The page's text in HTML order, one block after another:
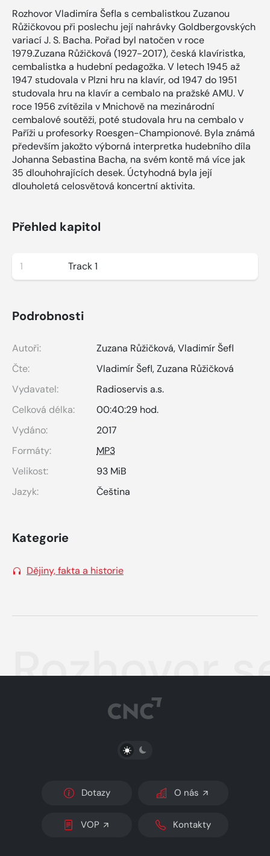
Rozhovor Vladimíra Šefla s cembalistkou Zuzanou
Růžičkovou při poslechu její nahrávky Goldbergovských
variací J. S. Bacha. Pořad byl natočen v roce
1979.Zuzana Růžičková (1927-2017), česká klavíristka,
cembalistka a hudební pedagožka. V letech 1945 až
1947 studovala v Plzni hru na klavír, od 1947 do 1951
studovala hru na klavír a cembalo na pražské AMU. V
roce 1956 zvítězila v Mnichově na mezinárodní
cembalové soutěži, poté studovala hru na cembalo v
Paříži u profesorky Roesgen-Championové. Byla známá
především jakožto výborná interpretka hudebního díla
Johanna Sebastina Bacha, na svém kontě má více jak
35 dlouhohrajících desek. Úctyhodná byla její
dlouholetá celosvětová koncertní aktivita.
Přehled kapitol
1 Track 1
Podrobnosti
Autoři: Zuzana Růžičková,Vladimír Šefl
Čte:
Vladimír Šefl,Zuzana Růžičková
Vydavatel:
Radioservis a.s.
Celková délka:
00:40:29 hod.
Vydáno:
2017
Formáty:
MP3
Velikost:
93 MiB
Jazyk:
Čeština
Kategorie
Dějiny, fakta a historie
Rozhovor
PŘEPNOUT SVĚTLÝ/TMAVÝ REŽIM
Dotazy O nás
VOP Kontakty